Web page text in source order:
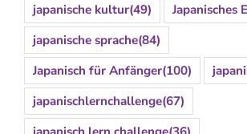
japanische kultur(49) Japanisches
japanische sprache(84)
Japanisch für Anfänger(100)
japanischlernchallenge(67)